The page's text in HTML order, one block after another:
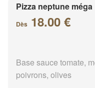
Pizza neptune méga
Dès 18.00 €
Base sauce tomate,
poivrons, olives